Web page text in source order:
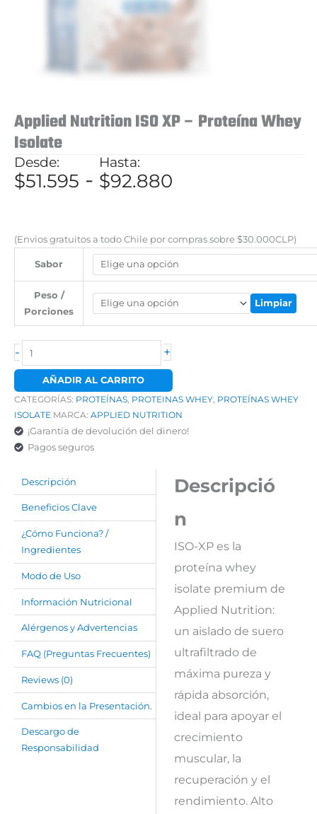
Applied Nutrition ISO XP – Proteína Whey
Isolate
$51.595 - $92.880
desde
$51.595
hasta
$92.880
(Envios gratuitos a todo Chile por compras sobre $30.000CLP)
Sabor
Peso /
Porciones
Limpiar
- +
AÑADIR AL CARRITO
CATEGORÍAS: PROTEÍNAS, PROTEINAS WHEY, PROTEÍNAS WHEY
ISOLATE MARCA: APPLIED NUTRITION
¡Garantía de devolución del dinero!
Pagos seguros
Descripción
Beneficios Clave
¿Cómo Funciona? /
Ingredientes
Modo de Uso
Información Nutricional
Alérgenos y Advertencias
FAQ (Preguntas Frecuentes)
Reviews (0)
Cambios en la Presentación.
Descargo de
Responsabilidad
Descripció
n
ISO-XP es la
proteína whey
isolate premium de
Applied Nutrition:
un aislado de suero
ultrafiltrado de
máxima pureza y
rápida absorción,
ideal para apoyar el
crecimiento
muscular, la
recuperación y el
rendimiento. Alto